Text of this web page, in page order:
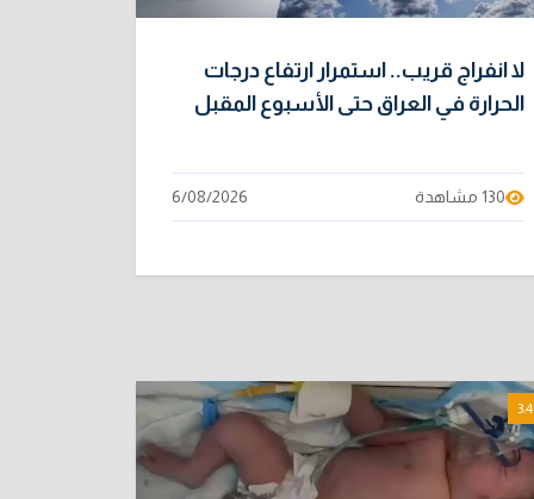
لا انفراج قريب.. استمرار ارتفاع درجات
الحرارة في العراق حتى الأسبوع المقبل
130 مشاهدة 6/08/2026